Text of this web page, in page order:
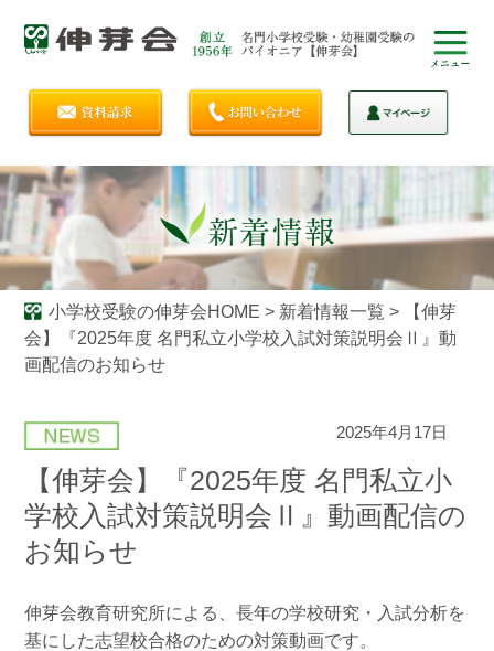
小学校受験の伸芽会HOME > 新着情報一覧 >
【伸芽
会】『2025年度 名門私立小学校入試対策説明会Ⅱ』動
画配信のお知らせ
2025年4月17日
【伸芽会】『2025年度 名門私立小
学校入試対策説明会Ⅱ』動画配信の
お知らせ
伸芽会教育研究所による、長年の学校研究・入試分析を
基にした志望校合格のための対策動画です。